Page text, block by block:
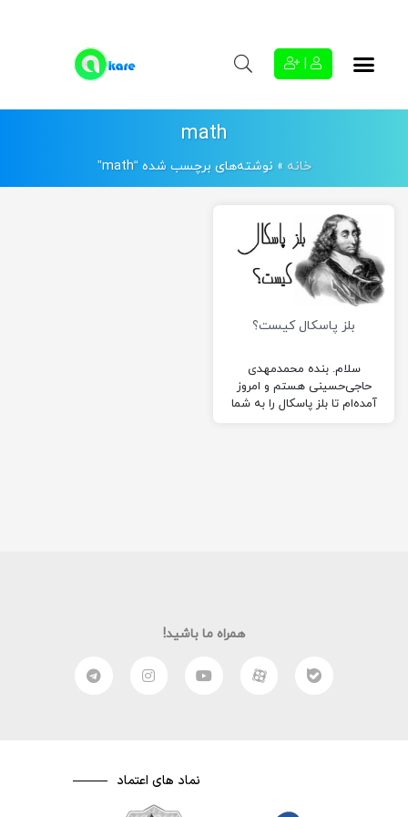
math
خانه » نوشته‌های برچسب شده “math”
بلز پاسکال کیست؟
سلام. بنده محمدمهدی
حاجی‌حسینی هستم و امروز
آمده‌ام تا بلز پاسکال را به شما
همراه ما باشید!
نماد های اعتماد